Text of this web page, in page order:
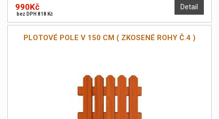
Detail
990Kč
bez DPH 818 Kč
PLOTOVÉ POLE V 150 CM ( ZKOSENÉ ROHY Č.4 )